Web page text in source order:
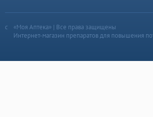
«Моя Аптека» | Все права защищены
Интернет-магазин препаратов для повышения